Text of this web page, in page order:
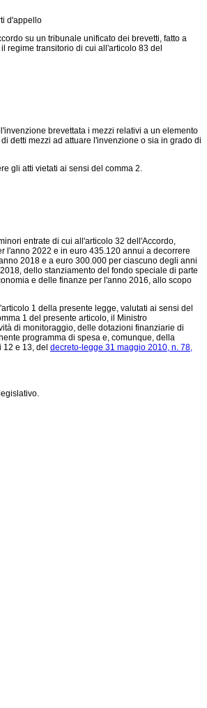
d'appello
su un tribunale unificato dei brevetti, fatto a
regime transitorio di cui all'articolo 83 del
brevettata i mezzi relativi a un elemento
detti mezzi ad attuare l'invenzione o sia in grado di
gli atti vietati ai sensi del comma 2.
entrate di cui all'articolo 32 dell'Accordo,
l'anno 2022 e in euro 435.120 annui a decorrere
2018 e a euro 300.000 per ciascuno degli anni
dello stanziamento del fondo speciale di parte
e delle finanze per l'anno 2016, allo scopo
1 della presente legge, valutati ai sensi del
1 del presente articolo, il Ministro
di monitoraggio, delle dotazioni finanziarie di
programma di spesa e, comunque, della
e 13, del decreto-legge 31 maggio 2010, n. 78,